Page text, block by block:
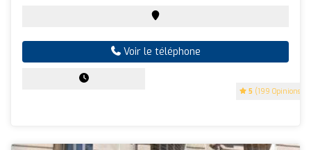
5 (199 Opinions)
Voir le téléphone